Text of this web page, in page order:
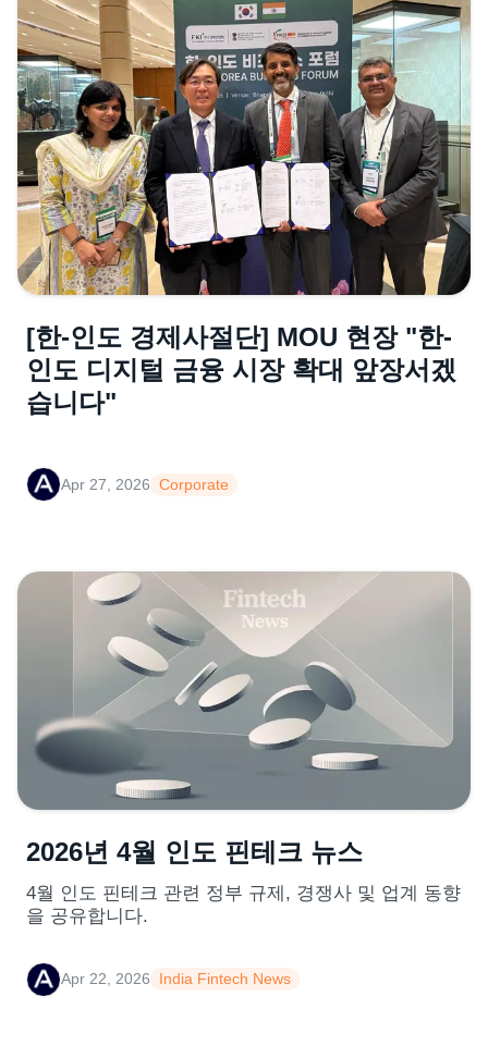
[한-인도 경제사절단] MOU 현장 "한-
인도 디지털 금융 시장 확대 앞장서겠
습니다"
Apr 27, 2026 Corporate
2026년 4월 인도 핀테크 뉴스
4월 인도 핀테크 관련 정부 규제, 경쟁사 및 업계 동향
을 공유합니다.
Apr 22, 2026 India Fintech News